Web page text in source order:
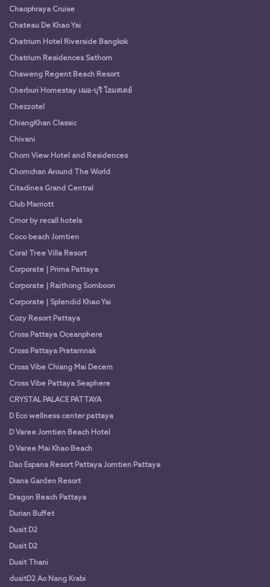
Chaophraya Cruise
Chateau De Khao Yai
Chatrium Hotel Riverside Bangkok
Chatrium Residences Sathorn
Chaweng Regent Beach Resort
Cherburi Homestay เฌอ-บุรี โฮมสเตย์
Chezzotel
ChiangKhan Classic
Chivani
Chom View Hotel and Residences
Chomchan Around The World
Citadines Grand Central
Club Marriott
Cmor by recall hotels
Coco beach Jomtien
Coral Tree Villa Resort
Corporate | Prima Pattaya
Corporate | Raithong Somboon
Corporate | Splendid Khao Yai
Cozy Resort Pattaya
Cross Pattaya Oceanphere
Cross Pattaya Pratamnak
Cross Vibe Chiang Mai Decem
Cross Vibe Pattaya Seaphere
CRYSTAL PALACE PATTAYA
D Eco wellness center pattaya
D Varee Jomtien Beach Hotel
D Varee Mai Khao Beach
Dao Espana Resort Pattaya Jomtien Pattaya
Diana Garden Resort
Dragon Beach Pattaya
Durian Buffet
Dusit D2
Dusit D2
Dusit Thani
dusitD2 Ao Nang Krabi